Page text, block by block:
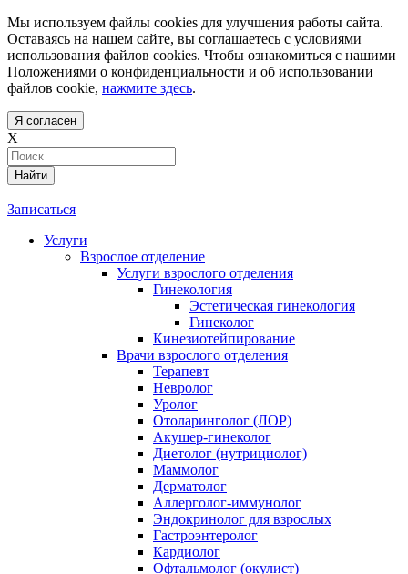
Мы используем файлы cookies для улучшения работы сайта.
Оставаясь на нашем сайте, вы соглашаетесь с условиями
использования файлов cookies. Чтобы ознакомиться с нашими
Положениями о конфиденциальности и об использовании
файлов cookie, нажмите здесь.
Я согласен
X
Найти
Записаться
Услуги
Взрослое отделение
Услуги взрослого отделения
Гинекология
Эстетическая гинекология
Гинеколог
Кинезиотейпирование
Врачи взрослого отделения
Терапевт
Невролог
Уролог
Отоларинголог (ЛОР)
Акушер-гинеколог
Диетолог (нутрициолог)
Маммолог
Дерматолог
Аллерголог-иммунолог
Эндокринолог для взрослых
Гастроэнтеролог
Кардиолог
Офтальмолог (окулист)